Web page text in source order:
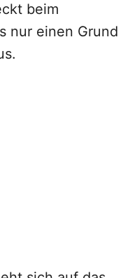
beim
nur einen Grund